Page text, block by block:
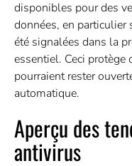
disponibles pour des
données, en particulier
été signalées dans la
essentiel. Ceci
pourraient rester
automatique.
Aperçu des
antivirus